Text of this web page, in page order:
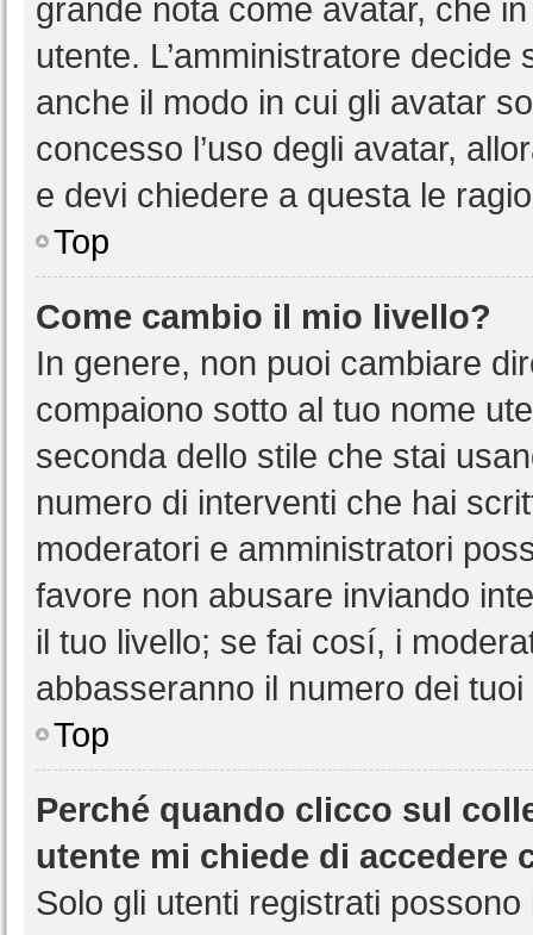
grande nota come avatar, che
utente. L’amministratore
anche il modo in cui gli avatar
concesso l’uso degli avatar,
e devi chiedere a questa le
Top
Come cambio il mio livello?
In genere, non puoi cambiare
compaiono sotto al tuo nome
seconda dello stile che stai
numero di interventi che hai
moderatori e amministratori
favore non abusare inviando
il tuo livello; se fai cosí, i
abbasseranno il numero dei
Top
Perché quando clicco sul
utente mi chiede di accedere
Solo gli utenti registrati